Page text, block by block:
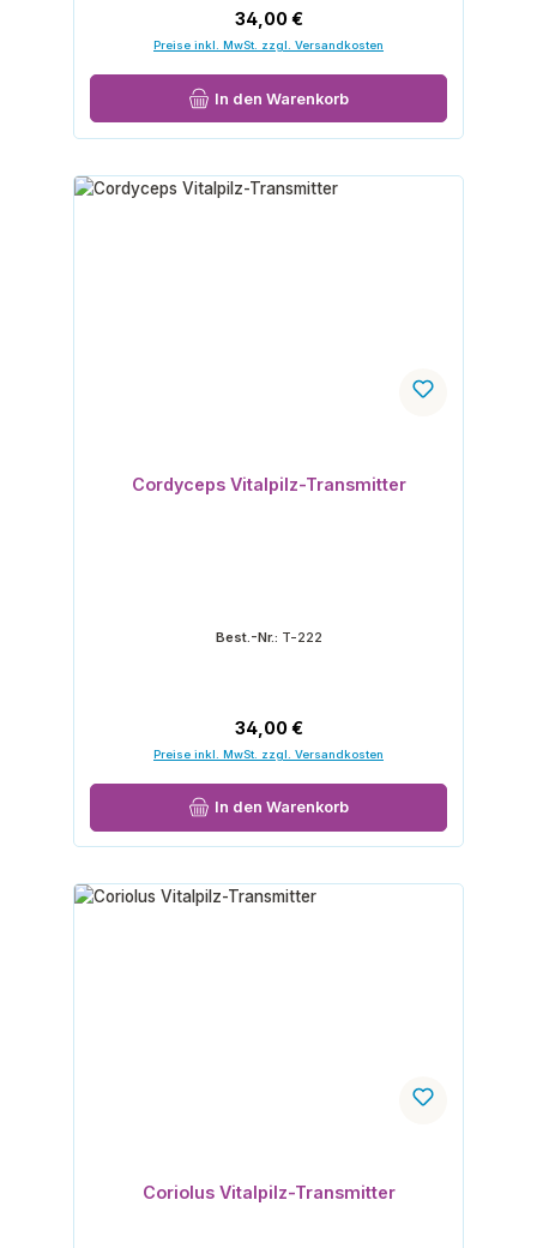
Regulärer Preis:
34,00 €
Preise inkl. MwSt. zzgl. Versandkosten
In den Warenkorb
Cordyceps Vitalpilz-Transmitter
Best.-Nr.: T-222
Regulärer Preis:
34,00 €
Preise inkl. MwSt. zzgl. Versandkosten
In den Warenkorb
Coriolus Vitalpilz-Transmitter